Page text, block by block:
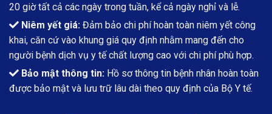
20 giờ tất cả các ngày trong tuần, kể cả ngày nghỉ và lễ.
Niêm yết giá: Đảm bảo chi phí hoàn toàn niêm yết công
khai, căn cứ vào khung giá quy định nhằm mang đến cho
người bệnh dịch vụ y tế chất lượng cao với chi phí phù hợp.
Bảo mật thông tin: Hồ sơ thông tin bệnh nhân hoàn toàn
được bảo mật và lưu trữ lâu dài theo quy định của Bộ Y tế.